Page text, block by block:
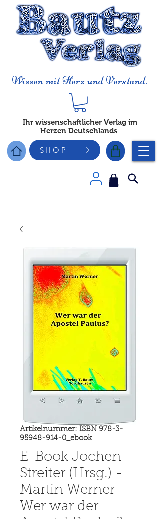
Wissen mit Herz und Verstand.
Ihr wissenschaftlicher Verlag im
Herzen Deutschlands
SHOP
Artikelnummer: ISBN 978-3-
95948-914-0_ebook
E-Book Jochen
Streiter (Hrsg.) -
Martin Werner
Wer war der